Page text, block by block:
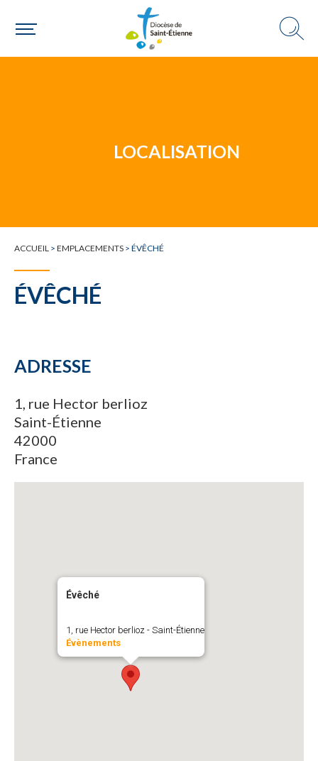
LOCALISATION
ACCUEIL > EMPLACEMENTS > ÉVÊCHÉ
ÉVÊCHÉ
ADRESSE
1, rue Hector berlioz
Saint-Étienne
42000
France
Évêché
1, rue Hector berlioz - Saint-Étienne
Évènements